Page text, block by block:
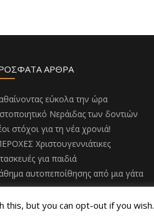
ΆΡΘΡΑ
εύκολα την ώρα
Νεράιδας των δοντιών
στόχοι για τη νέα χρονιά!
Χριστουγεννιάτικες
για παιδιά
αυτοπεποίθησης από μια γάτα
this, but you can opt-out if you wish.